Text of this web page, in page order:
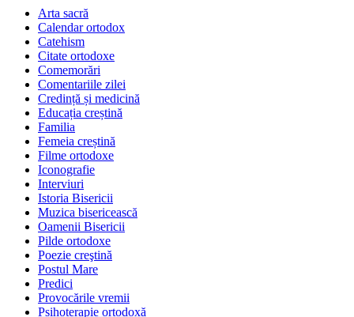
Arta sacră
Calendar ortodox
Catehism
Citate ortodoxe
Comemorări
Comentariile zilei
Credință și medicină
Educația creștină
Familia
Femeia creștină
Filme ortodoxe
Iconografie
Interviuri
Istoria Bisericii
Muzica bisericească
Oamenii Bisericii
Pilde ortodoxe
Poezie creştină
Postul Mare
Predici
Provocările vremii
Psihoterapie ortodoxă